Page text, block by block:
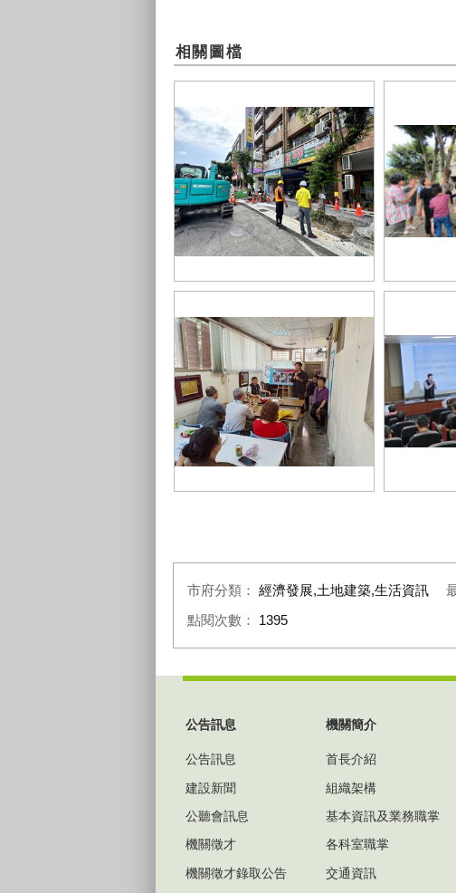
相關圖檔
看_0
06-此次更
市府分類： 經濟發展,土地建築,生活資訊
點閱次數： 1395
公告訊息
公告訊息
建設新聞
公聽會訊息
機關徵才
機關徵才錄取公告
機關簡介
首長介紹
組織架構
基本資訊及業務職掌
各科室職掌
交通資訊